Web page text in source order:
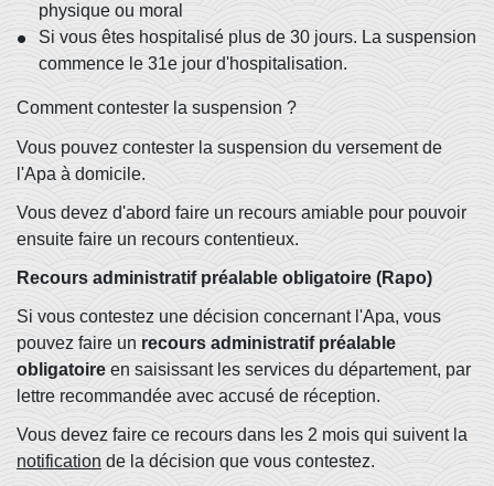
physique ou moral
Si vous êtes hospitalisé plus de 30 jours. La suspension
commence le 31e jour d'hospitalisation.
Comment contester la suspension ?
Vous pouvez contester la suspension du versement de
l'Apa à domicile.
Vous devez d'abord faire un recours amiable pour pouvoir
ensuite faire un recours contentieux.
Recours administratif préalable obligatoire (Rapo)
Si vous contestez une décision concernant l'Apa, vous
pouvez faire un recours administratif préalable
obligatoire en saisissant les services du département, par
lettre recommandée avec accusé de réception.
Vous devez faire ce recours dans les 2 mois qui suivent la
notification de la décision que vous contestez.